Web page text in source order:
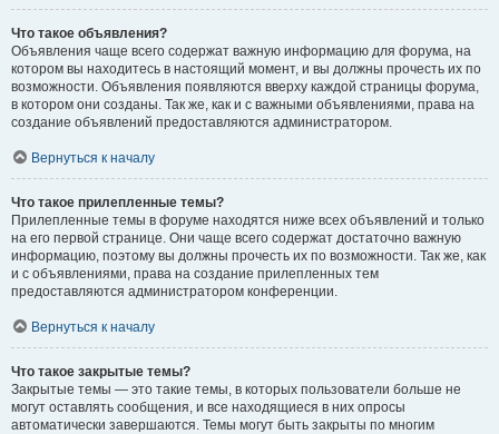
Что такое объявления?
Объявления чаще всего содержат важную информацию для форума, на
котором вы находитесь в настоящий момент, и вы должны прочесть их по
возможности. Объявления появляются вверху каждой страницы форума,
в котором они созданы. Так же, как и с важными объявлениями, права на
создание объявлений предоставляются администратором.
Вернуться к началу
Что такое прилепленные темы?
Прилепленные темы в форуме находятся ниже всех объявлений и только
на его первой странице. Они чаще всего содержат достаточно важную
информацию, поэтому вы должны прочесть их по возможности. Так же, как
и с объявлениями, права на создание прилепленных тем
предоставляются администратором конференции.
Вернуться к началу
Что такое закрытые темы?
Закрытые темы — это такие темы, в которых пользователи больше не
могут оставлять сообщения, и все находящиеся в них опросы
автоматически завершаются. Темы могут быть закрыты по многим